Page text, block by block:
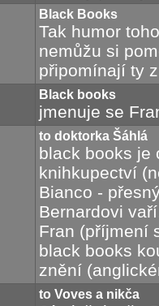
Black Books
Tak humor
nemůžu si
připomínají ty
Black books
jmenuje se
to doktorka Šáhlá
black books je
knihkupectví
Bianco -
Bernardovi
Fran (příjmení
black books
znění
to Voves a nikča